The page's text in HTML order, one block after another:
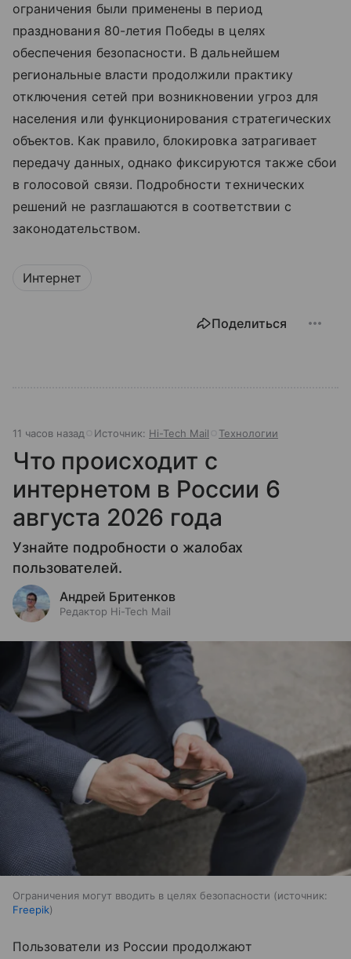
ограничения были применены в период
празднования 80-летия Победы в целях
обеспечения безопасности. В дальнейшем
региональные власти продолжили практику
отключения сетей при возникновении угроз для
населения или функционирования стратегических
объектов. Как правило, блокировка затрагивает
передачу данных, однако фиксируются также сбои
в голосовой связи. Подробности технических
решений не разглашаются в соответствии с
законодательством.
Интернет
Поделиться
11 часов назад Источник: Hi-Tech Mail Технологии
Что происходит с
интернетом в России 6
августа 2026 года
Узнайте подробности о жалобах
пользователей.
Андрей Бритенков
Редактор Hi-Tech Mail
Ограничения могут вводить в целях безопасности
источник:
Freepik
Пользователи из России продолжают